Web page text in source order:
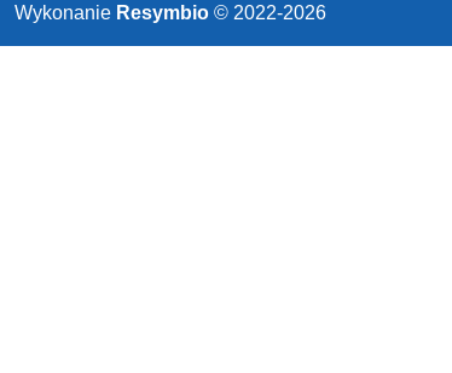
Wykonanie Resymbio © 2022-2026